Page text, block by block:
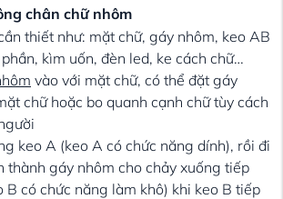
chân chữ nhôm
thiết như: mặt chữ, gáy nhôm, keo AB
kìm uốn, đèn led, ke cách chữ…
vào với mặt chữ, có thể đặt gáy
chữ hoặc bo quanh cạnh chữ tùy cách
keo A (keo A có chức năng dính), rồi đi
thành gáy nhôm cho chảy xuống tiếp
B có chức năng làm khô) khi keo B tiếp